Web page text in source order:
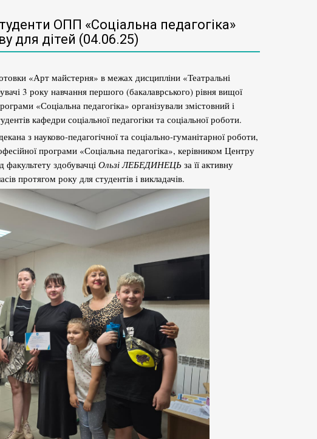
ОПП «Соціальна педагогіка»
для дітей (04.06.25)
«Арт майстерня» в межах дисципліни «Театральні
3 року навчання першого (бакалаврського) рівня вищої
«Соціальна педагогіка» організували змістовний і
кафедри соціальної педагогіки та соціальної роботи.
з науково-педагогічної та соціально-гуманітарної роботи,
програми «Соціальна педагогіка», керівником Центру
факультету здобувачці Ользі ЛЕБЕДИНЕЦЬ за її активну
протягом року для студентів і викладачів.